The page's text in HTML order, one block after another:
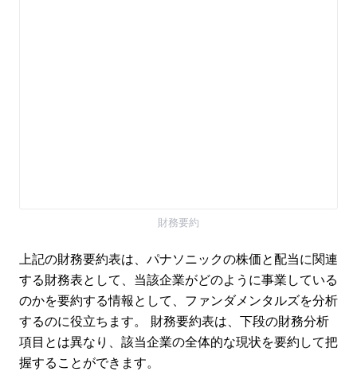
財務要約
上記の財務要約表は、パナソニックの株価と配当に関連
する財務表として、当該企業がどのように事業している
のかを要約する情報として、ファンダメンタルズを分析
するのに役立ちます。 財務要約表は、下段の財務分析
項目とは異なり、該当企業の全体的な現状を要約して把
握することができます。